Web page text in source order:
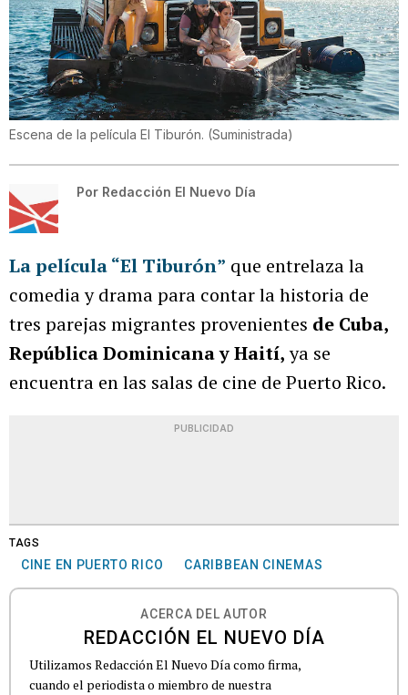
Escena de la película El Tiburón. (Suministrada)
Por Redacción El Nuevo Día
La película “El Tiburón” que entrelaza la
comedia y drama para contar la historia de
tres parejas migrantes provenientes de Cuba,
República Dominicana y Haití,ya se
encuentra en las salas de cine de Puerto Rico.
PUBLICIDAD
TAGS
CINE EN PUERTO RICO CARIBBEAN CINEMAS
ACERCA DEL AUTOR
REDACCIÓN EL NUEVO DÍA
Utilizamos Redacción El Nuevo Día como firma,
cuando el periodista o miembro de nuestra